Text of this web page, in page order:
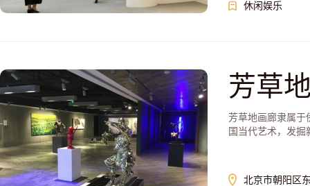
休闲娱乐
芳草
芳草地画廊隶属于
国当代艺术，发
北京市朝阳区